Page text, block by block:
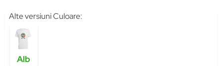
Alte versiuni Culoare:
Alb